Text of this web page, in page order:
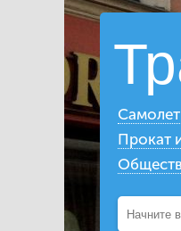
Самолет
Прокат